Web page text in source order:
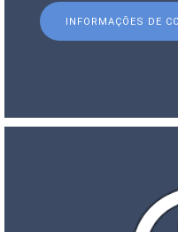
INFORMAÇÕES DE